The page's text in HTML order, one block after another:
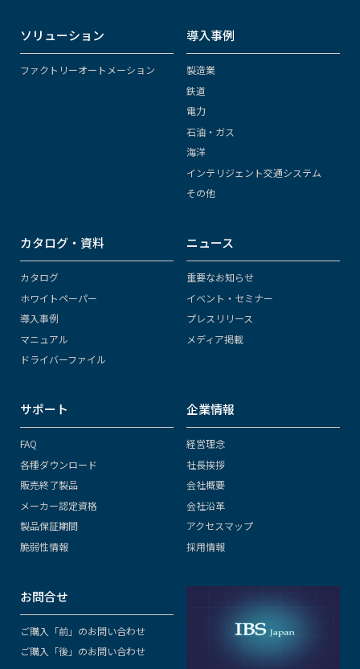
ソリューション
ファクトリーオートメーション
導入事例
製造業
鉄道
電力
石油・ガス
海洋
インテリジェント交通システム
その他
カタログ・資料
カタログ
ホワイトペーパー
導入事例
マニュアル
ドライバーファイル
ニュース
重要なお知らせ
イベント・セミナー
プレスリリース
メディア掲載
サポート
FAQ
各種ダウンロード
販売終了製品
メーカー認定資格
製品保証期間
脆弱性情報
企業情報
経営理念
社長挨拶
会社概要
会社沿革
アクセスマップ
採用情報
お問合せ
ご購入「前」のお問い合わせ
ご購入「後」のお問い合わせ